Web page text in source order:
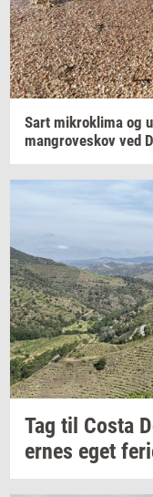
Sart mi­krokli­ma og
man­grove­skov ved
Tag til Costa
er­nes eget